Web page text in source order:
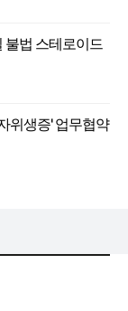
불법 스테로이드
위생증' 업무협약